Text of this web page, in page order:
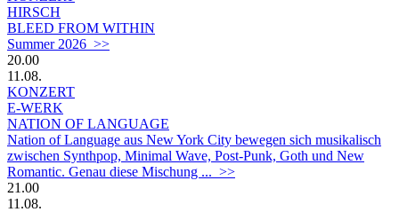
HIRSCH
BLEED FROM WITHIN
Summer 2026 >>
20.00
11.08.
KONZERT
E-WERK
NATION OF LANGUAGE
Nation of Language aus New York City bewegen sich musikalisch
zwischen Synthpop, Minimal Wave, Post-Punk, Goth und New
Romantic. Genau diese Mischung ... >>
21.00
11.08.